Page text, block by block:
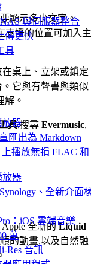
與伺服器整合
傳更快
具
放器
匯出為 Markdown
上播放無損 FLAC 和
放器
、全新介面
：iOS 雲端音樂
萬
Res 音訊
顯示多少文字。
支援的位置可加入主
桌上、立架或鎖定
它與有聲書與類似
解。
具,搜尋 Evermusic,
Apple 全新的Liquid
的動畫,以及自然融